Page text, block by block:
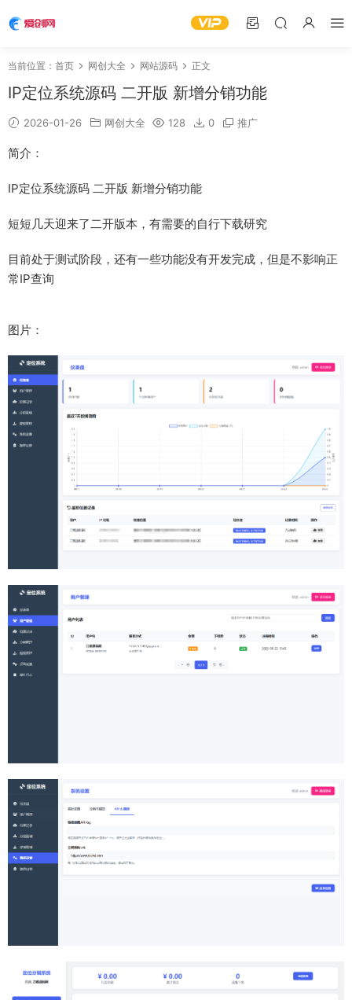
当前位置： 首页 网创大全 网站源码 正文
IP定位系统源码 二开版 新增分销功能
2026-01-26 网创大全 128 0 推广
简介：
IP定位系统源码 二开版 新增分销功能
短短几天迎来了二开版本，有需要的自行下载研究
目前处于测试阶段，还有一些功能没有开发完成，但是不影响正
常IP查询
图片：